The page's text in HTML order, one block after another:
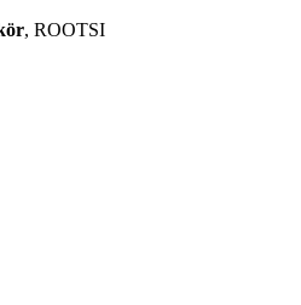
, ROOTSI